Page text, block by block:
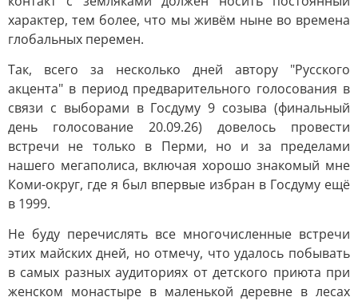
характер, тем более, что мы живём ныне во времена
глобальных перемен.
Так, всего за несколько дней автору "Русского
акцента" в период предварительного голосования в
связи с выборами в Госдуму 9 созыва (финальный
день голосование 20.09.26) довелось провести
встречи не только в Перми, но и за пределами
нашего мегаполиса, включая хорошо знакомый мне
Коми-округ, где я был впервые избран в Госдуму ещё
в 1999.
Не буду перечислять все многочисленные встречи
этих майских дней, но отмечу, что удалось побывать
в самых разных аудиториях от детского приюта при
женском монастыре в маленькой деревне в лесах